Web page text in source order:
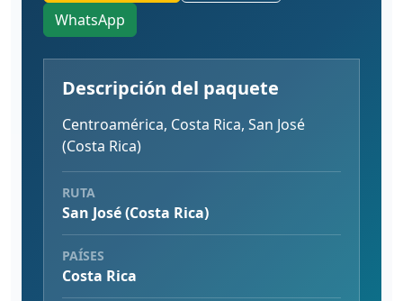
WhatsApp
Descripción del paquete
Centroamérica, Costa Rica, San José
(Costa Rica)
RUTA
San José (Costa Rica)
PAÍSES
Costa Rica